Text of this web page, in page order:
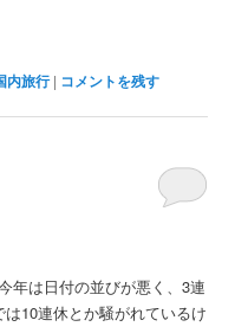
内旅行 | コメントを残す
は日付の並びが悪く、3連
10連休とか騒がれているけ